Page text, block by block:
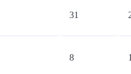
31
8